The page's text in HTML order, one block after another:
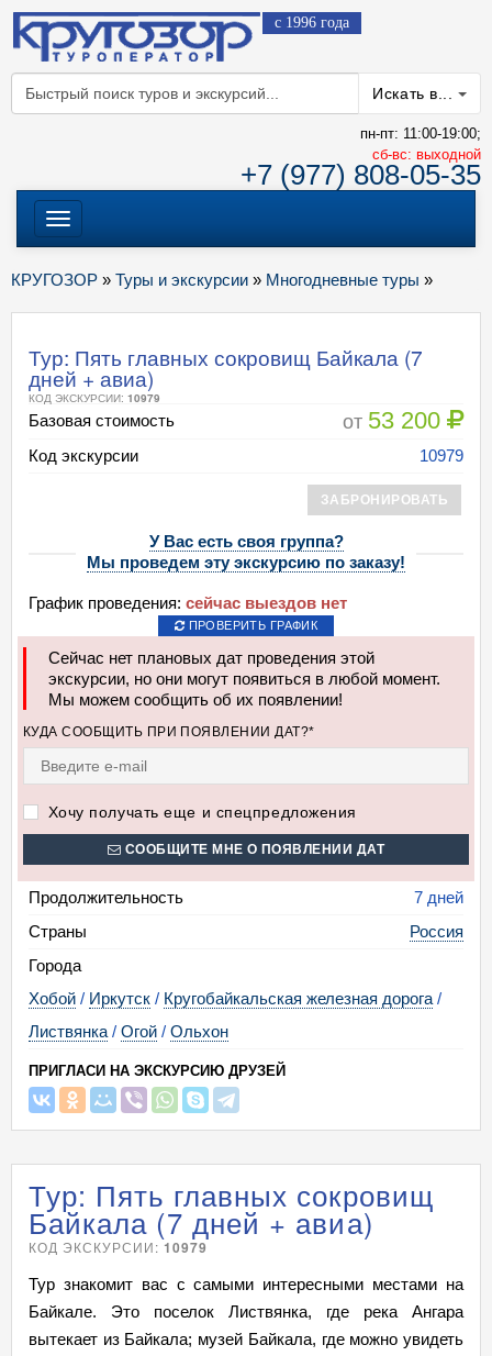
с 1996 года
Искать в...
пн-пт: 11:00-19:00;
cб-вс: выходной
+7 (977) 808-05-35
Меню
КРУГОЗОР » Туры и экскурсии » Многодневные туры »
Тур: Пять главных сокровищ Байкала (7
дней + авиа)
КОД ЭКСКУРСИИ: 10979
Базовая стоимость от 53 200
Код экскурсии 10979
ЗАБРОНИРОВАТЬ
У Вас есть своя группа?
Мы проведем эту экскурсию по заказу!
График проведения: сейчас выездов нет
ПРОВЕРИТЬ ГРАФИК
Сейчас нет плановых дат проведения этой
экскурсии, но они могут появиться в любой момент.
Мы можем сообщить об их появлении!
КУДА СООБЩИТЬ ПРИ ПОЯВЛЕНИИ ДАТ?*
Хочу получать еще и спецпредложения
СООБЩИТЕ МНЕ О ПОЯВЛЕНИИ ДАТ
Продолжительность
7 дней
Страны
Россия
Города
Хобой / Иркутск / Кругобайкальская железная дорога /
Листвянка / Огой / Ольхон
ПРИГЛАСИ НА ЭКСКУРСИЮ ДРУЗЕЙ
Тур: Пять главных сокровищ
Байкала (7 дней + авиа)
КОД ЭКСКУРСИИ: 10979
Тур знакомит вас с самыми интересными местами на
Байкале. Это поселок Листвянка, где река Ангара
вытекает из Байкала; музей Байкала, где можно увидеть